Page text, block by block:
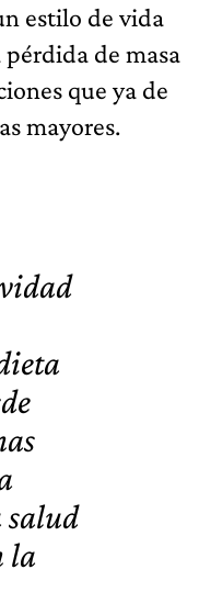
estilo de vida
de masa
que ya de
mayores.
salud
la